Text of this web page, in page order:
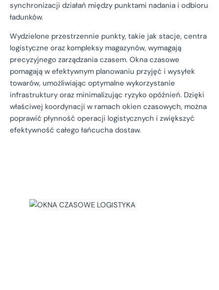
synchronizacji działań między punktami nadania i odbioru
ładunków.
Wydzielone przestrzennie punkty, takie jak stacje, centra
logistyczne oraz kompleksy magazynów, wymagają
precyzyjnego zarządzania czasem. Okna czasowe
pomagają w efektywnym planowaniu przyjęć i wysyłek
towarów, umożliwiając optymalne wykorzystanie
infrastruktury oraz minimalizując ryzyko opóźnień. Dzięki
właściwej koordynacji w ramach okien czasowych, można
poprawić płynność operacji logistycznych i zwiększyć
efektywność całego łańcucha dostaw.